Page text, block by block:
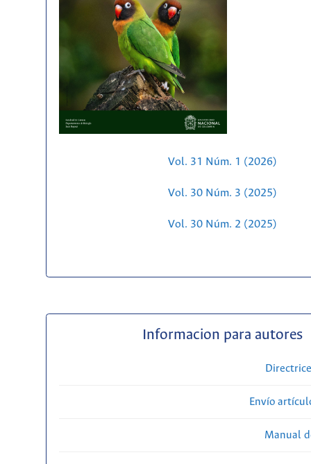
Vol. 31 Núm. 1 (2026)
Vol. 30 Núm. 3 (2025)
Vol. 30 Núm. 2 (2025)
Informacion para autores
Envío
Manual